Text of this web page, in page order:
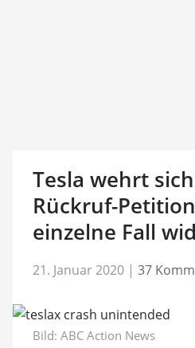
Tesla wehrt
Rückruf-
einzelne Fall
21. Januar 2020 | 37
Bild: ABC Action News